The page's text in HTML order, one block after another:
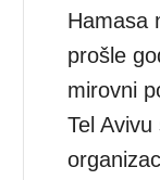
Hamasa
prošle
mirovni
Tel